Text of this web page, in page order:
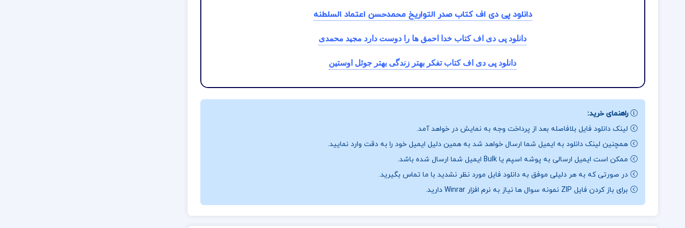
دانلود پی دی اف کتاب صدر التواریخ محمدحسن اعتماد السلطنه
دانلود پی دی اف کتاب خدا احمق ها را دوست دارد مجید محمدی
دانلود پی دی اف کتاب تفکر بهتر زندگی بهتر جوئل اوستین
راهنمای خرید:
لینک دانلود فایل بلافاصله بعد از پرداخت وجه به نمایش در خواهد آمد.
همچنین لینک دانلود به ایمیل شما ارسال خواهد شد به همین دلیل ایمیل خود را به دقت وارد نمایید.
ممکن است ایمیل ارسالی به پوشه اسپم یا Bulk ایمیل شما ارسال شده باشد.
در صورتی که به هر دلیلی موفق به دانلود فایل مورد نظر نشدید با ما تماس بگیرید.
برای باز کردن فایل ZIP نمونه سوال ها نیاز به نرم افزار Winrar دارید.